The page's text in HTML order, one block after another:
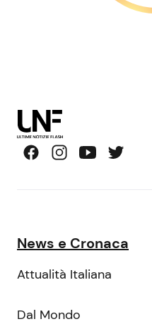
News e Cronaca
Attualità Italiana
Dal Mondo